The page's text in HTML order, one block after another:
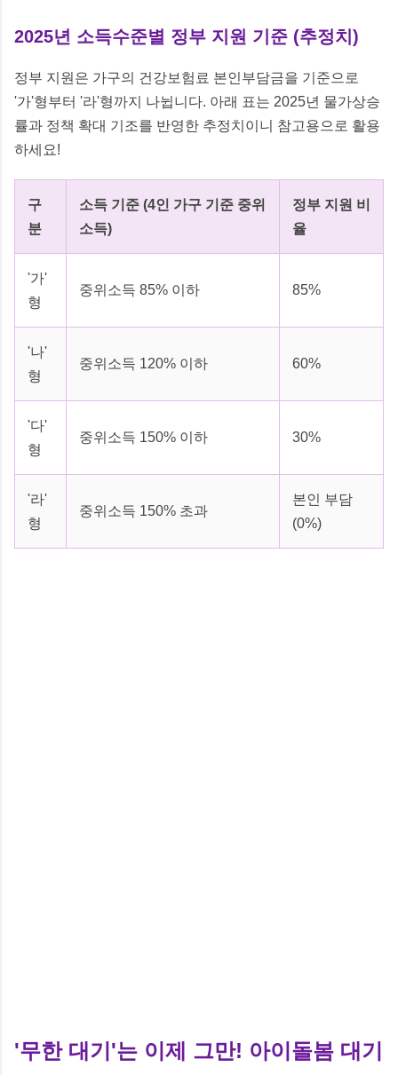
2025년 소득수준별 정부 지원 기준 (추정치)
정부 지원은 가구의 건강보험료 본인부담금을 기준으로
'가'형부터 '라'형까지 나뉩니다. 아래 표는 2025년 물가상승
률과 정책 확대 기조를 반영한 추정치이니 참고용으로 활용
하세요!
구
분
소득 기준 (4인 가구 기준 중위
소득)
정부 지원 비
율
'가'
형
중위소득 85% 이하 85%
'나'
형
중위소득 120% 이하 60%
'다'
형
중위소득 150% 이하 30%
'라'
형
중위소득 150% 초과
본인 부담
(0%)
'무한 대기'는 이제 그만! 아이돌봄 대기